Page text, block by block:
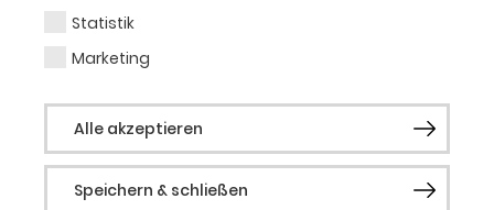
Statistik
Marketing
Alle akzeptieren
Speichern & schließen
Tänzer (Gast)
Der englische Tänzer, Schauspieler und
Sänger James Atkins studierte an der
Stonelands School of Ballet and Theatre
Arts in Hove sowie an der Rambert School